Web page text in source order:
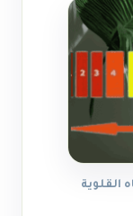
القلوية